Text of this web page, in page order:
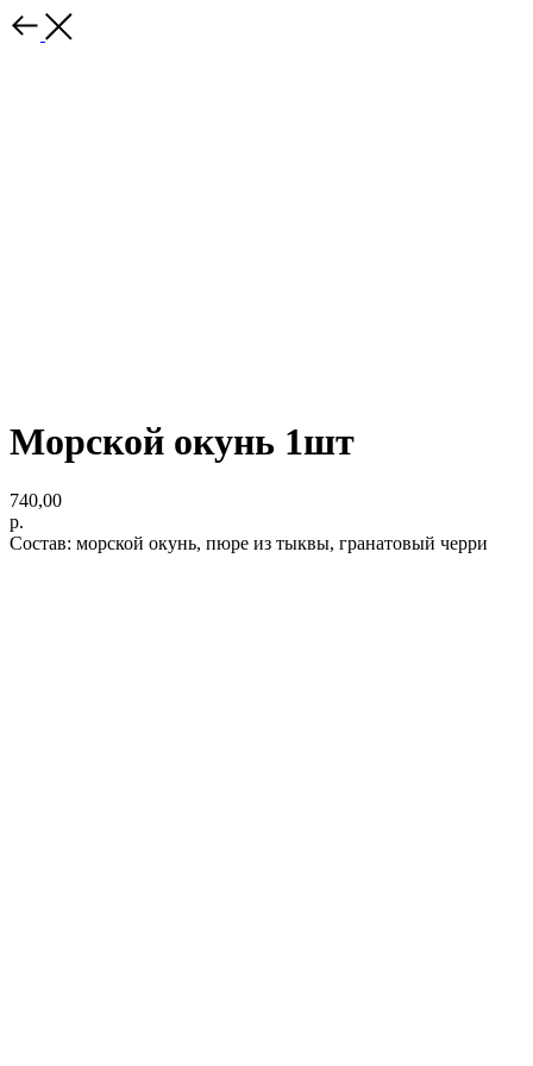
Морской окунь 1шт
740,00
р.
Состав: морской окунь, пюре из тыквы, гранатовый черри